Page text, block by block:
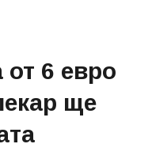
от 6 евро
ще